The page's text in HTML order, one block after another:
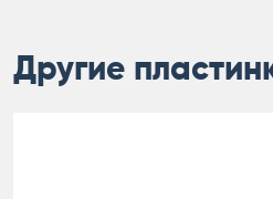
Другие